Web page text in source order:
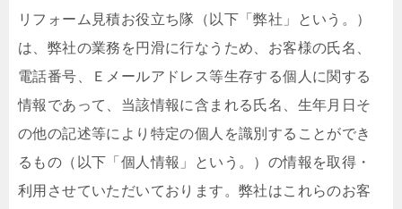
リフォーム見積お役立ち隊（以下「弊社」という。）
は、弊社の業務を円滑に行なうため、お客様の氏名、
電話番号、Ｅメールアドレス等生存する個人に関する
情報であって、当該情報に含まれる氏名、生年月日そ
の他の記述等により特定の個人を識別することができ
るもの（以下「個人情報」という。）の情報を取得・
利用させていただいております。弊社はこれらのお客